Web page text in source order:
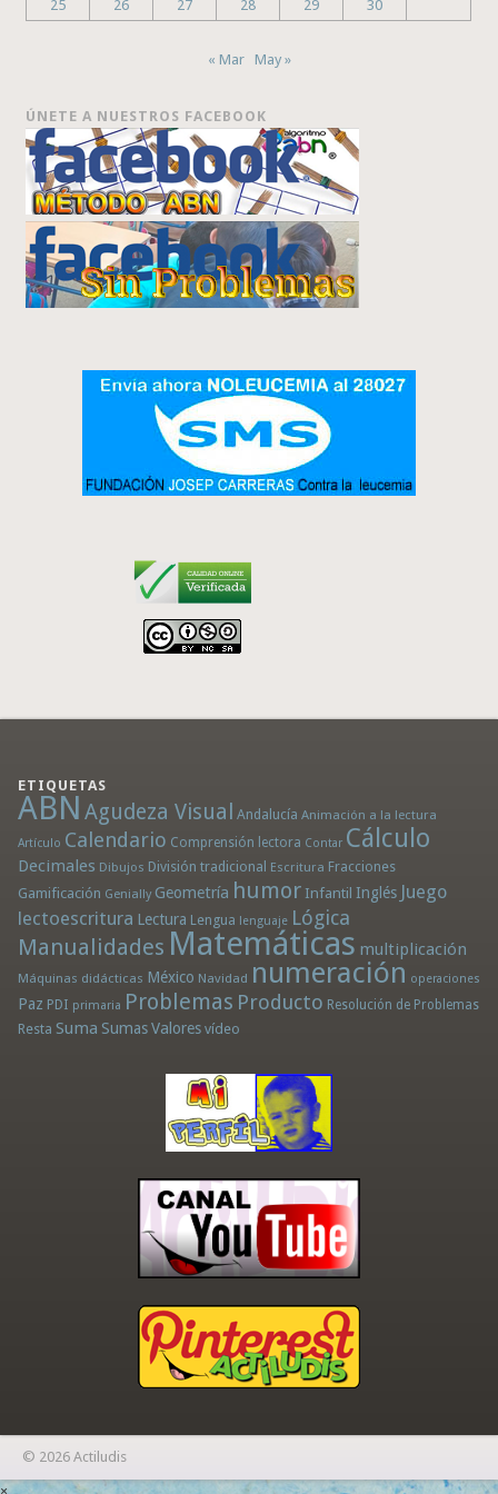
25
26 27 28 29 30
« Mar May »
ÚNETE A NUESTROS FACEBOOK
ETIQUETAS
ABN Agudeza Visual Andalucía Animación a la lectura
Artículo Calendario Comprensión lectora Contar Cálculo
Decimales Dibujos División tradicional Escritura Fracciones
Gamificación Genially Geometría humor Infantil Inglés Juego
lectoescritura Lectura Lengua lenguaje Lógica
Manualidades Matemáticas multiplicación
Máquinas didácticas México Navidad numeración operaciones
Paz PDI primaria Problemas Producto Resolución de Problemas
Resta Suma Sumas Valores vídeo
© 2026 Actiludis